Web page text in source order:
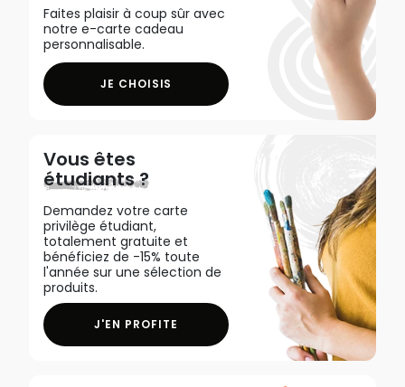
Faites plaisir à coup sûr avec
notre e-carte cadeau
personnalisable.
JE CHOISIS
Vous êtes
étudiants ?
Demandez votre carte
privilège étudiant,
totalement gratuite et
bénéficiez de -15% toute
l'année sur une sélection de
produits.
J'EN PROFITE